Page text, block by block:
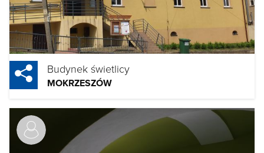
Budynek świetlicy
MOKRZESZÓW